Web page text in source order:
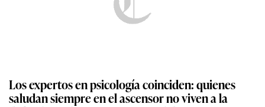
Los expertos en psicología coinciden: quienes
saludan siempre en el ascensor no viven a la